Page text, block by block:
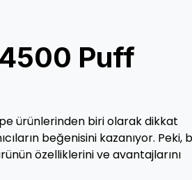
Puff
ürünlerinden biri olarak dikkat
beğenisini kazanıyor. Peki,
özelliklerini ve avantajlarını